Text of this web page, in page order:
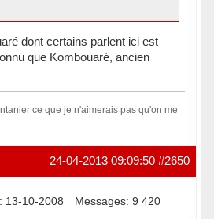
dont certains parlent ici est
que Kombouaré, ancien
ce que je n'aimerais pas qu'on me
#2650
24-04-2013 09:09:50
13-10-2008 Messages: 9 420